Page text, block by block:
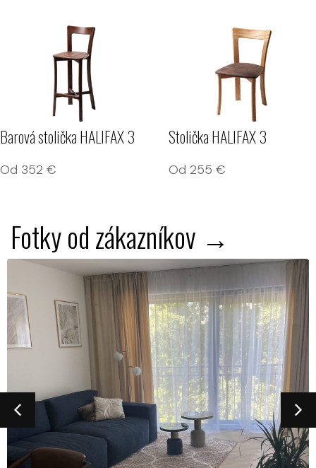
Barová stolička HALIFAX 3
Od 352 €
Stolička HALIFAX 3
Od 255 €
Fotky od zákazníkov →